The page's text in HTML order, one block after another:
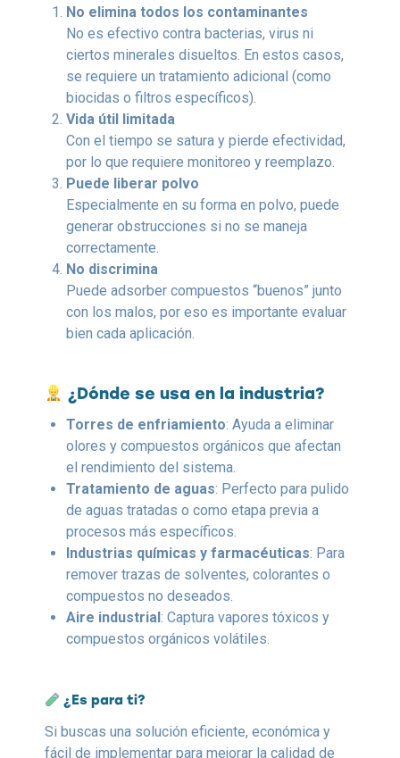
No elimina todos los contaminantes
No es efectivo contra bacterias, virus ni
ciertos minerales disueltos. En estos casos,
se requiere un tratamiento adicional (como
biocidas o filtros específicos).
Vida útil limitada
Con el tiempo se satura y pierde efectividad,
por lo que requiere monitoreo y reemplazo.
Puede liberar polvo
Especialmente en su forma en polvo, puede
generar obstrucciones si no se maneja
correctamente.
No discrimina
Puede adsorber compuestos “buenos” junto
con los malos, por eso es importante evaluar
bien cada aplicación.
¿Dónde se usa en la industria?
Torres de enfriamiento: Ayuda a eliminar
olores y compuestos orgánicos que afectan
el rendimiento del sistema.
Tratamiento de aguas: Perfecto para pulido
de aguas tratadas o como etapa previa a
procesos más específicos.
Industrias químicas y farmacéuticas: Para
remover trazas de solventes, colorantes o
compuestos no deseados.
Aire industrial : Captura vapores tóxicos y
compuestos orgánicos volátiles.
¿Es para ti?
Si buscas una solución eficiente, económica y
fácil de implementar para mejorar la calidad de